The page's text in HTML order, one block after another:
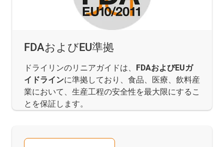
FDAおよびEU準拠
ドライリンのリニアガイドは、 FDAおよびEUガ
イドラインに準拠しており、食品、医療、飲料産
業において、生産工程の安全性を最大限にするこ
とを保証します。